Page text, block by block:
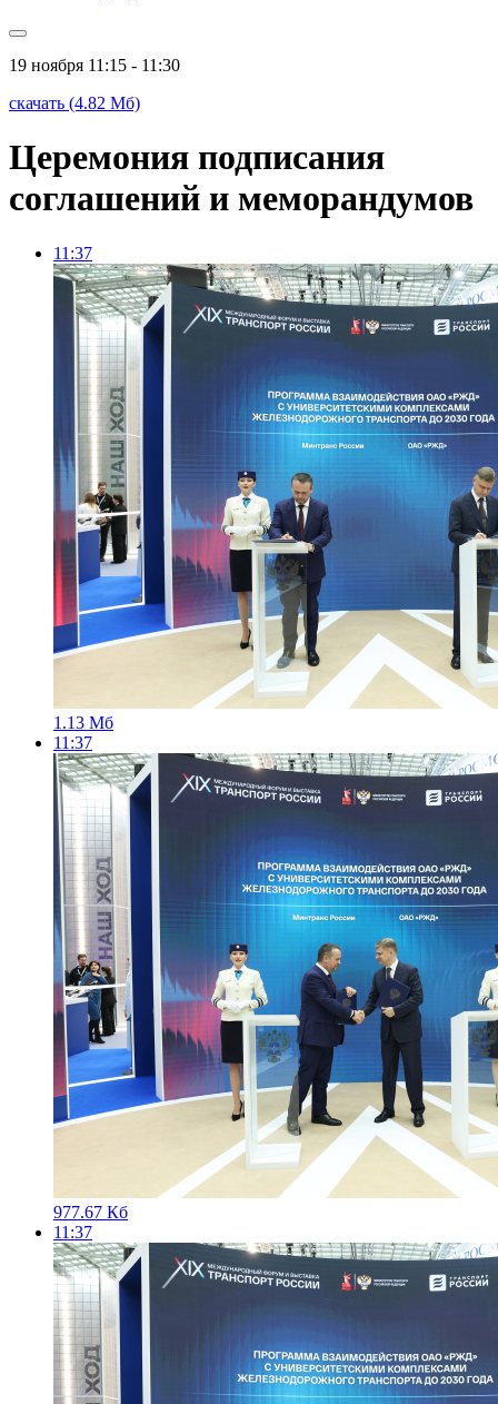
19 ноября 11:15 - 11:30
скачать (4.82 Мб)
Церемония подписания
соглашений и меморандумов
11:37
1.13 Мб
11:37
977.67 Кб
11:37